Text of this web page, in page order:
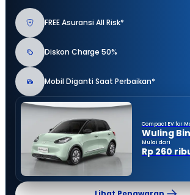
FREE Asuransi All Risk*
Diskon Charge 50%
Mobil Diganti Saat Perbaikan*
Compact EV for
Wuling
Mulai dari
Rp 260